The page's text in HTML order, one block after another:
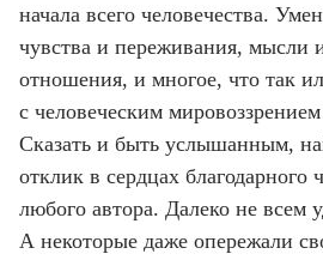
начала всего человечества.
чувства и переживания, мысли
отношения, и многое, что так
с человеческим
Сказать и быть услышанным,
отклик в сердцах благодарного
любого автора. Далеко не всем
А некоторые даже опережали